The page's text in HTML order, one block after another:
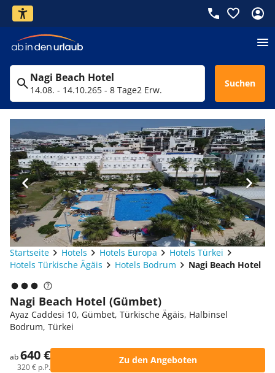
Nagi Beach Hotel
14.08. - 14.10.265 - 8 Tage2 Erw.
Suchen
Startseite Hotels Hotels Europa
Hotels Türkei
Hotels Türkische Ägäis
Hotels Bodrum Nagi Beach Hotel
Nagi Beach Hotel (Gümbet)
Ayaz Caddesi 10, Gümbet, Türkische Ägäis, Halbinsel
Bodrum, Türkei
ab640 €
320 € p.P.
Zu den Angeboten